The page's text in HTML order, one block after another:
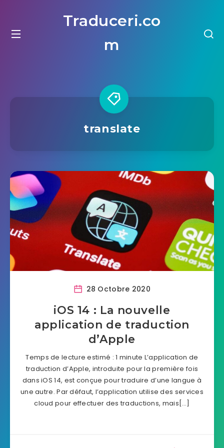
Traduceri.co
m
translate
28 Octobre 2020
iOS 14 : La nouvelle
application de traduction
d’Apple
Temps de lecture estimé : 1 minute L’application de
traduction d’Apple, introduite pour la première fois
dans iOS 14, est conçue pour traduire d’une langue à
une autre. Par défaut, l’application utilise des services
cloud pour effectuer des traductions, mais[…]